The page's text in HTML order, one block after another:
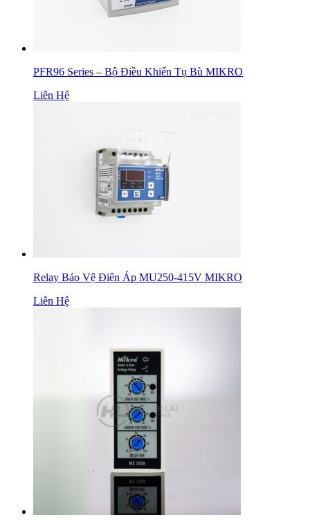
PFR96 Series – Bộ Điều Khiển Tụ Bù MIKRO
Liên Hệ
Relay Bảo Vệ Điện Áp MU250-415V MIKRO
Liên Hệ